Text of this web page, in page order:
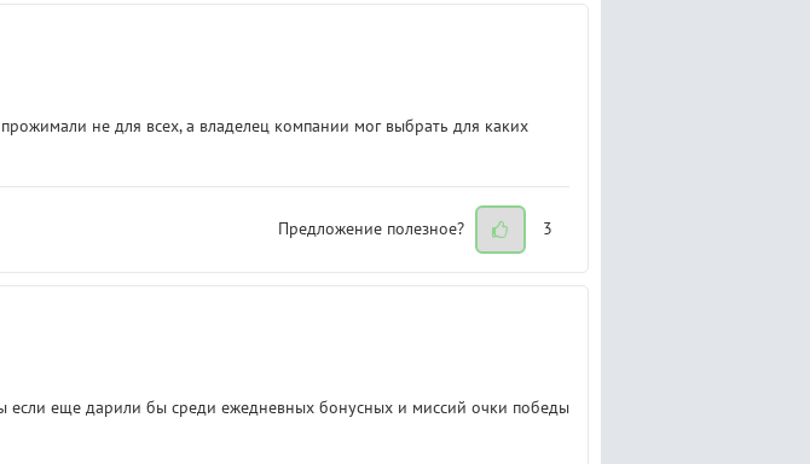
не для всех, а владелец компании мог выбрать для каких
Предложение полезное? 3
если еще дарили бы среди ежедневных бонусных и миссий очки победы